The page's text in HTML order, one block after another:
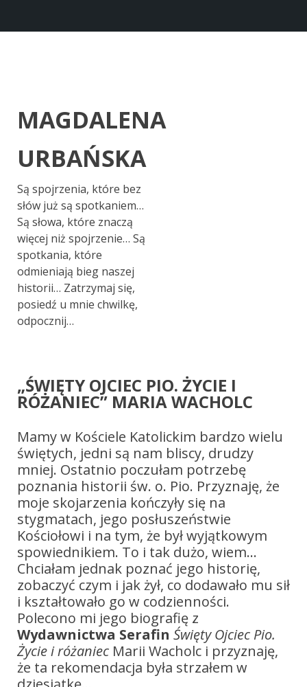
MAGDALENA
URBAŃSKA
Są spojrzenia, które bez
słów już są spotkaniem…
Są słowa, które znaczą
więcej niż spojrzenie… Są
spotkania, które
odmieniają bieg naszej
historii… Zatrzymaj się,
posiedź u mnie chwilkę,
odpocznij…
„ŚWIĘTY OJCIEC PIO. ŻYCIE I
RÓŻANIEC” MARIA WACHOLC
Mamy w Kościele Katolickim bardzo wielu
świętych, jedni są nam bliscy, drudzy
mniej. Ostatnio poczułam potrzebę
poznania historii św. o. Pio. Przyznaję, że
moje skojarzenia kończyły się na
stygmatach, jego posłuszeństwie
Kościołowi i na tym, że był wyjątkowym
spowiednikiem. To i tak dużo, wiem…
Chciałam jednak poznać jego historię,
zobaczyć czym i jak żył, co dodawało mu sił
i kształtowało go w codzienności.
Polecono mi jego biografię z
Wydawnictwa Serafin Święty Ojciec Pio.
Życie i różaniec Marii Wacholc i przyznaję,
że ta rekomendacja była strzałem w